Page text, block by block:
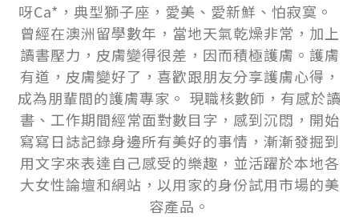
呀Ca*，典型獅子座，愛美、愛新鮮、怕寂寞。
曾經在澳洲留學數年，當地天氣乾燥非常，加上
讀書壓力，皮膚變得很差，因而積極護膚。護膚
有道，皮膚變好了，喜歡跟朋友分享護膚心得，
成為朋輩間的護膚專家。 現職核數師，有感於讀
書、工作期間經常面對數目字，感到沉悶，開始
寫寫日誌記錄身邊所有美好的事情，漸漸發掘到
用文字來表達自己感受的樂趣，並活躍於本地各
大女性論壇和網站，以用家的身份試用市場的美
容產品。